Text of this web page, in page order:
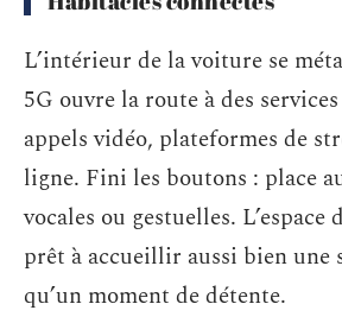
L’intérieur de la voiture se
5G ouvre la route à des
appels vidéo, plateformes de
ligne. Fini les boutons : place
vocales ou gestuelles.
prêt à accueillir aussi bien une
qu’un moment de détente.